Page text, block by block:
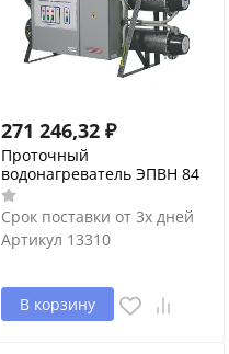
271 246,32 ₽
Проточный
водонагреватель ЭПВН 84
Срок поставки от 3х дней
Артикул 13310
В корзину